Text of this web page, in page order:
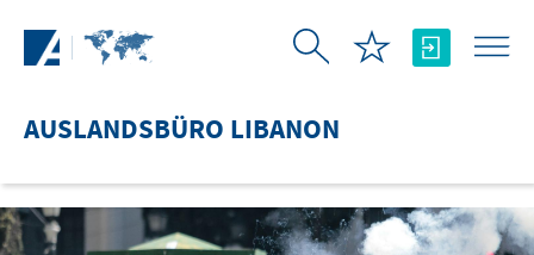
AUSLANDSBÜRO LIBANON